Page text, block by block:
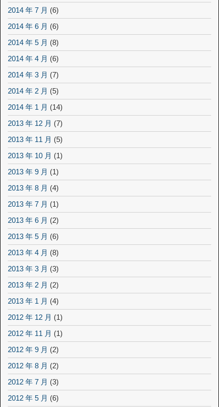
2014 年 7 月 (6)
2014 年 6 月 (6)
2014 年 5 月 (8)
2014 年 4 月 (6)
2014 年 3 月 (7)
2014 年 2 月 (5)
2014 年 1 月 (14)
2013 年 12 月 (7)
2013 年 11 月 (5)
2013 年 10 月 (1)
2013 年 9 月 (1)
2013 年 8 月 (4)
2013 年 7 月 (1)
2013 年 6 月 (2)
2013 年 5 月 (6)
2013 年 4 月 (8)
2013 年 3 月 (3)
2013 年 2 月 (2)
2013 年 1 月 (4)
2012 年 12 月 (1)
2012 年 11 月 (1)
2012 年 9 月 (2)
2012 年 8 月 (2)
2012 年 7 月 (3)
2012 年 5 月 (6)